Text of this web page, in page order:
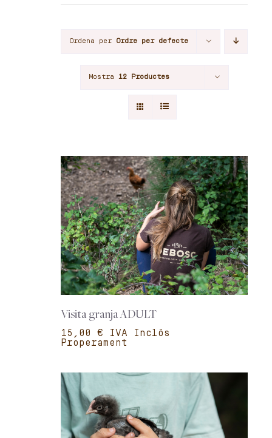
Ordena per Ordre per defecte
Mostra 12 Productes
Visita granja ADULT
€
Properament